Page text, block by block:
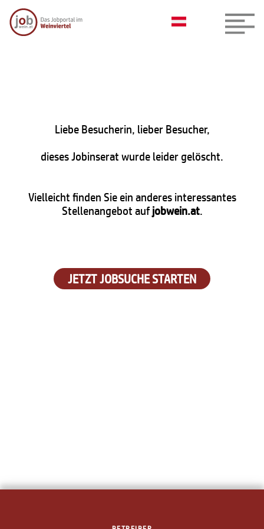
Liebe Besucherin, lieber Besucher,
dieses Jobinserat wurde leider gelöscht.
Vielleicht finden Sie ein anderes interessantes
Stellenangebot aufjobwein.at.
JETZT JOBSUCHE STARTEN